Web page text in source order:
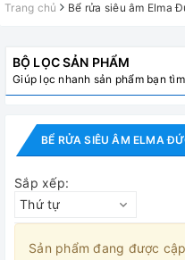
Trang chủ Bể rửa siêu âm Elma
BỘ LỌC SẢN PHẨM
Giúp lọc nhanh sản phẩm bạn
BỂ RỬA SIÊU ÂM ELMA
Sắp xếp:
Thứ tự
Sản phẩm đang được